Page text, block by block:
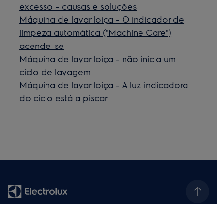
excesso – causas e soluções
Máquina de lavar loiça - O indicador de
limpeza automática ("Machine Care")
acende-se
Máquina de lavar loiça - não inicia um
ciclo de lavagem
Máquina de lavar loiça - A luz indicadora
do ciclo está a piscar